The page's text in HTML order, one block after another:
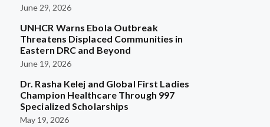
June 29, 2026
UNHCR Warns Ebola Outbreak
Threatens Displaced Communities in
Eastern DRC and Beyond
June 19, 2026
Dr. Rasha Kelej and Global First Ladies
Champion Healthcare Through 997
Specialized Scholarships
May 19, 2026